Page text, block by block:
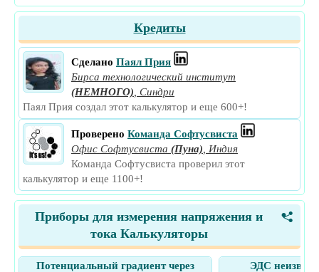
Кредиты
Сделано Паял Прия
Бирса технологический институт
(НЕМНОГО) Синдри
Паял Прия создал этот калькулятор и еще 600+!
Проверено Команда Софтусвиста
Офис Софтусвиста (Пуна)
Индия
Команда Софтусвиста проверил этот
калькулятор и еще 1100+!
<
Приборы для измерения напряжения и
тока Калькуляторы
Потенциальный градиент через
ЭДС